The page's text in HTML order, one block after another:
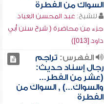
السواك من الفطرة
للشيخ: عبد المحسن العباد
جزء من محاضرة ( شرح سنن أبي
داود [013])
الفهرس: تراجم
رجال إسناد حديث:
(عشر من الفطر...
والسواك...) , السواك من
الفطرة